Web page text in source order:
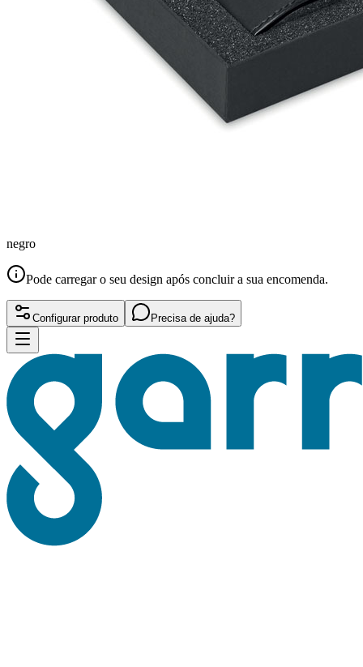
negro
Pode carregar o seu design após concluir a sua encomenda.
Configurar produto Precisa de ajuda?